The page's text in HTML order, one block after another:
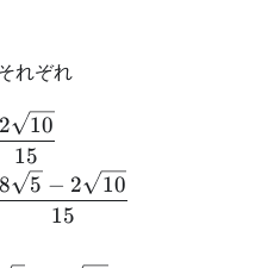
れぞれ
\begin{aligned}
15
2 10
15
8 5 − 2 10